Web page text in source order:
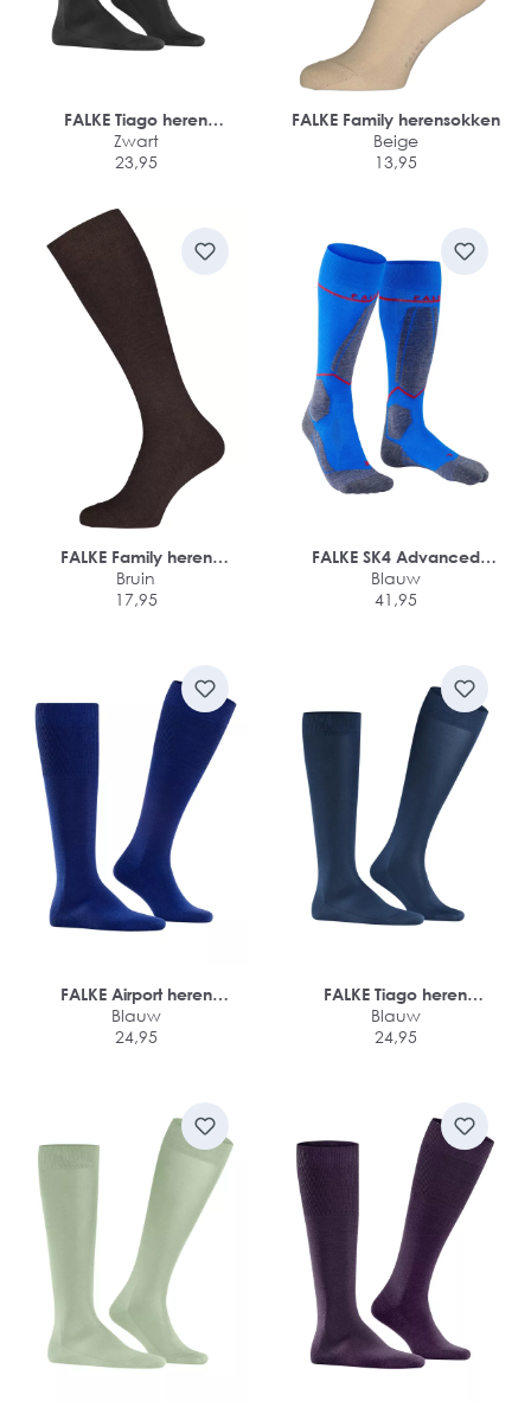
FALKE Tiago heren
kniekousen
Zwart
23,95
FALKE Family herensokken
Beige
13,95
FALKE Family heren
kniekousen
Bruin
17,95
FALKE SK4 Advanced
Compression Light heren
skiing kniekousen
Blauw
41,95
FALKE Airport heren
kniekousen
Blauw
24,95
FALKE Tiago heren
kniekousen
Blauw
24,95